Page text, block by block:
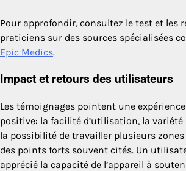
Pour approfondir, consultez le test et les
praticiens sur des sources spécialisées
Epic Medics.
Impact et retours des utilisateurs
Les témoignages pointent une
positive: la facilité d’utilisation, la variété
la possibilité de travailler plusieurs
des points forts souvent cités. Un
apprécié la capacité de l’appareil à